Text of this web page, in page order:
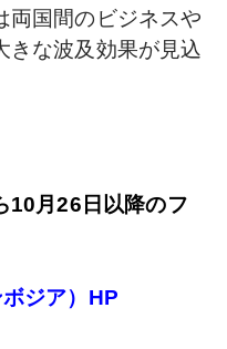
両国間のビジネスや
きな波及効果が見込
10月26日以降のフ
ジア）HP